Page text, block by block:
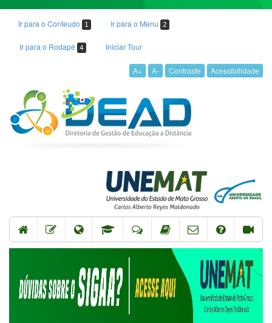
Ir para o Conteudo 1 Ir para o Menu 2
Ir para o Rodapé 4 Iniciar Tour
A+ A- Contraste Acessibilidade